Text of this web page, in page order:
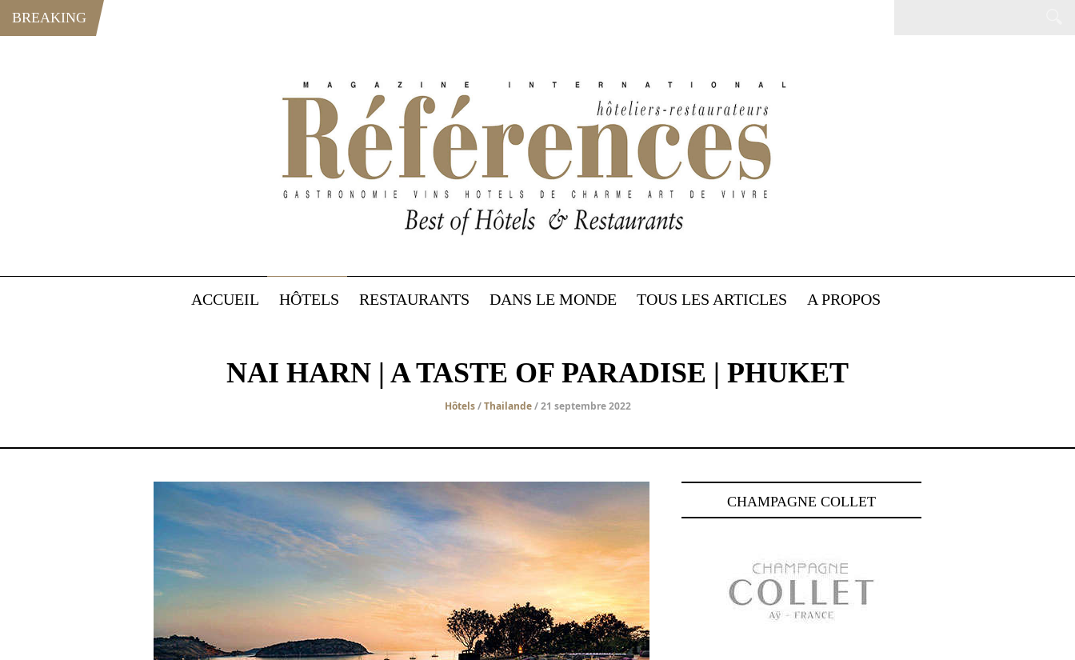
BREAKING
ACCUEIL HÔTELS RESTAURANTS DANS LE MONDE TOUS LES ARTICLES A PROPOS
NAI HARN | A TASTE OF PARADISE | PHUKET
Hôtels/Thailande/ 21 septembre 2022
CHAMPAGNE COLLET